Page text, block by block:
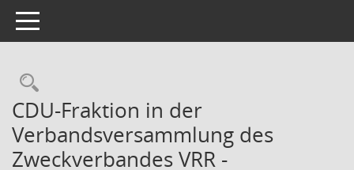
Toggle navigation
Rechercheauswahl
CDU-Fraktion in der
Verbandsversammlung des
Zweckverbandes VRR -